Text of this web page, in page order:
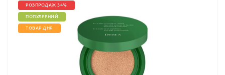
РОЗПРОДАЖ 34%
ПОПУЛЯРНИЙ
ТОВАР ДНЯ